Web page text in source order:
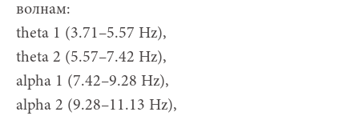
волнам:
theta 1 (3.71–5.57 Hz),
theta 2 (5.57–7.42 Hz),
alpha 1 (7.42–9.28 Hz),
alpha 2 (9.28–11.13 Hz),